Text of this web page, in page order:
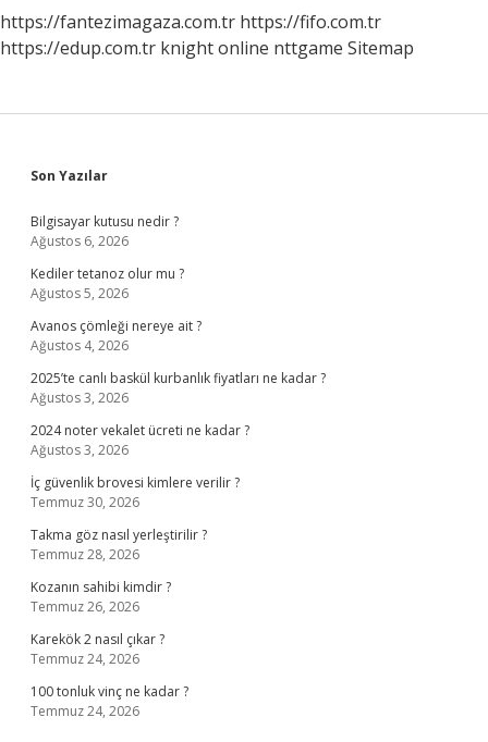
https://fantezimagaza.com.tr https://fifo.com.tr
https://edup.com.tr knight online nttgame Sitemap
Sidebar
Son Yazılar
Bilgisayar kutusu nedir ?
Ağustos 6, 2026
Kediler tetanoz olur mu ?
Ağustos 5, 2026
Avanos çömleği nereye ait ?
Ağustos 4, 2026
2025’te canlı baskül kurbanlık fiyatları ne kadar ?
Ağustos 3, 2026
2024 noter vekalet ücreti ne kadar ?
Ağustos 3, 2026
İç güvenlik brovesi kimlere verilir ?
Temmuz 30, 2026
Takma göz nasıl yerleştirilir ?
Temmuz 28, 2026
Kozanın sahibi kimdir ?
Temmuz 26, 2026
Karekök 2 nasıl çıkar ?
Temmuz 24, 2026
100 tonluk vinç ne kadar ?
Temmuz 24, 2026